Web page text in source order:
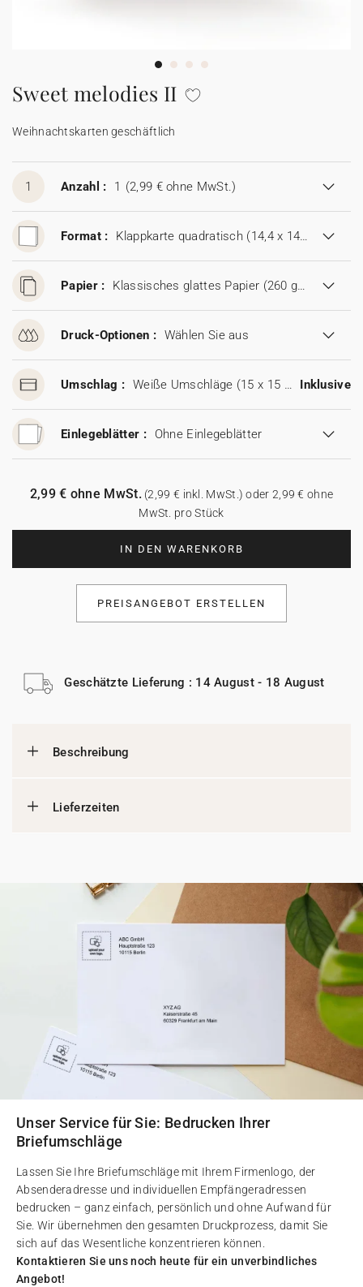
Aufkleber
Sweet melodies II
Weihnachtskarten geschäftlich
1 Anzahl : 1 (2,99 € ohne MwSt.)
Format : Klappkarte quadratisch (14,4 x 14,4 cm)
Papier : Klassisches glattes Papier (260 g/m²)
Druck-Optionen : Wählen Sie aus
Umschlag : Weiße Umschläge (15 x 15 cm) Inklusive
Einlegeblätter : Ohne Einlegeblätter
IN DEN WARENKORB
2,99 € ohne MwSt.(2,99 € inkl. MwSt.) oder 2,99 € ohne
MwSt. pro Stück
PREISANGEBOT ERSTELLEN
Geschätzte Lieferung : 14 August - 18 August
Beschreibung
Lieferzeiten
Unser Service für Sie: Bedrucken Ihrer
Briefumschläge
Lassen Sie Ihre Briefumschläge mit Ihrem Firmenlogo, der
Absenderadresse und individuellen Empfängeradressen
bedrucken – ganz einfach, persönlich und ohne Aufwand für
Sie. Wir übernehmen den gesamten Druckprozess, damit Sie
sich auf das Wesentliche konzentrieren können.
Kontaktieren Sie uns noch heute für ein unverbindliches
Angebot!